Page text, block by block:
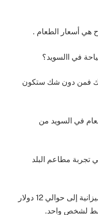
هي أسعار الطعام .
في االسويد؟
فمن دون شك ستكون
في السويد من
تجربة مطاعم البلد
وهذا ما يتطلب من دون شك رفع الميزانية إلى حوالي 12 دولار
لشخص واحد.